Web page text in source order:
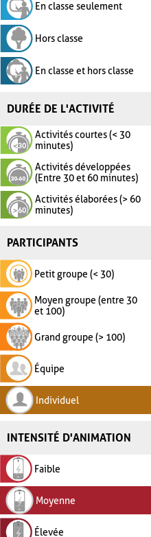
En classe seulement
Hors classe
En classe et hors classe
DURÉE DE L'ACTIVITÉ
Activités courtes (< 30
minutes)
Activités développées
(Entre 30 et 60 minutes)
Activités élaborées (> 60
minutes)
PARTICIPANTS
Petit groupe (< 30)
Moyen groupe (entre 30
et 100)
Grand groupe (> 100)
Équipe
Individuel
INTENSITÉ D'ANIMATION
Faible
Moyenne
Élevée